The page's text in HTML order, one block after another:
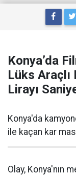
Konya’da
Lüks
Lirayı
Konya'da
ile kaçan kar
Olay, Konya'nın